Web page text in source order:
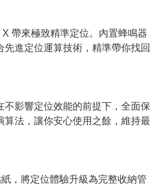
帶來極致精準定位。內置蜂鳴器
先進定位運算技術，精準帶你找回
不影響定位效能的前提下，全面保
算法，讓你安心使用之餘，維持最
，將定位體驗升級為完整收納管